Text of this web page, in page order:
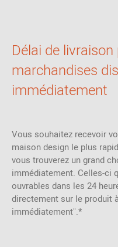
Délai de
marchandises
immédiatement
Vous souhaitez recevoir
maison design le plus
vous trouverez un grand
immédiatement. Celles-ci
ouvrables dans les 24
directement sur le produit
immédiatement".*